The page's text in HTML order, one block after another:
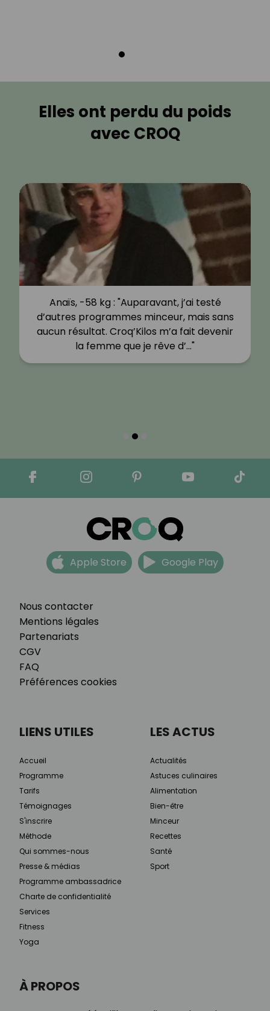
Elles ont perdu du poids
avec CROQ
Anaïs, -58 kg : "Auparavant, j’ai testé
d’autres programmes minceur, mais sans
aucun résultat. Croq’Kilos m’a fait devenir
la femme que je rêve d’…"
Nous contacter
Mentions légales
Partenariats
CGV
FAQ
Préférences cookies
Apple Store Google Play
À PROPOS
LIENS UTILES
Accueil
Programme
Tarifs
Témoignages
S'inscrire
Méthode
Qui sommes-nous
Presse & médias
Programme ambassadrice
Charte de confidentialité
Services
Fitness
Yoga
LES ACTUS
Actualités
Astuces culinaires
Alimentation
Bien-être
Minceur
Recettes
Santé
Sport